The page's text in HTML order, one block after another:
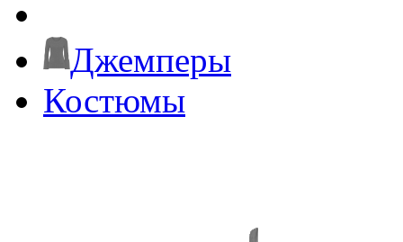
Джемперы
Костюмы